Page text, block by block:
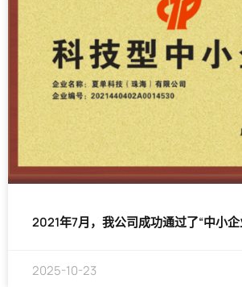
2021年7月，我公司成功通过了“中小企
2025-10-23